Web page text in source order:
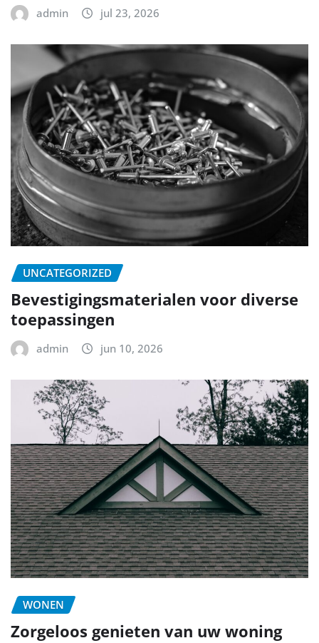
admin jul 23, 2026
UNCATEGORIZED
Bevestigingsmaterialen voor diverse
toepassingen
admin jun 10, 2026
WONEN
Zorgeloos genieten van uw woning